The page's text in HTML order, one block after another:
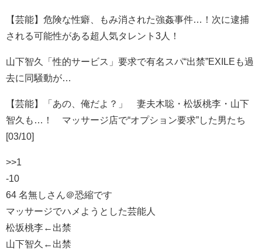
【芸能】危険な性癖、もみ消された強姦事件…！次に逮捕
される可能性がある超人気タレント3人！
山下智久「性的サービス」要求で有名スパ“出禁”EXILEも過
去に同騒動が…
【芸能】「あの、俺だよ？」 妻夫木聡・松坂桃李・山下
智久も…！ マッサージ店で“オプション要求”した男たち
[03/10]
>>1
-10
64 名無しさん＠恐縮です
マッサージでハメようとした芸能人
松坂桃李←出禁
山下智久←出禁